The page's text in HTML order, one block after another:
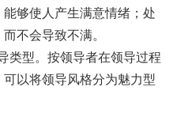
够使人产生满意情绪；处
不会导致不满。
类型。按领导者在领导过程
以将领导风格分为魅力型